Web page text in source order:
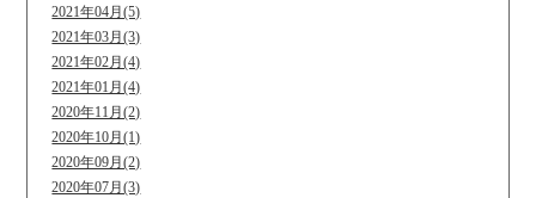
2021年04月(5)
2021年03月(3)
2021年02月(4)
2021年01月(4)
2020年11月(2)
2020年10月(1)
2020年09月(2)
2020年07月(3)